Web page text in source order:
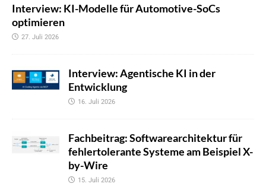
Interview: KI-Modelle für Automotive-SoCs
optimieren
27. Juli 2026
Interview: Agentische KI in der
Entwicklung
16. Juli 2026
Fachbeitrag: Softwarearchitektur für
fehlertolerante Systeme am Beispiel X-
by-Wire
15. Juli 2026